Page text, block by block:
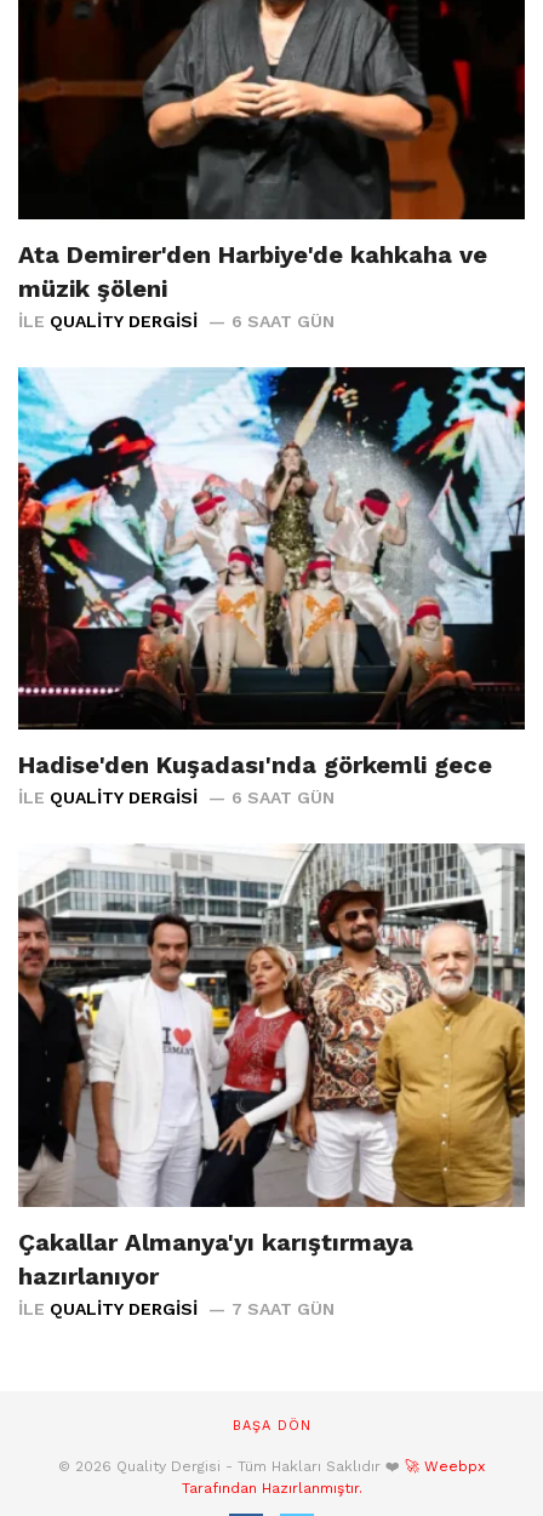
Ata Demirer'den Harbiye'de kahkaha ve
müzik şöleni
İLE QUALITY DERGISI 6 SAAT GÜN
Hadise'den Kuşadası'nda görkemli gece
İLE QUALITY DERGISI 6 SAAT GÜN
Çakallar Almanya'yı karıştırmaya
hazırlanıyor
İLE QUALITY DERGISI 7 SAAT GÜN
BAŞA DÖN
© 2026 Quality Dergisi - Tüm Hakları Saklıdır ❤️ 🚀 Weebpx
Tarafından Hazırlanmıştır.